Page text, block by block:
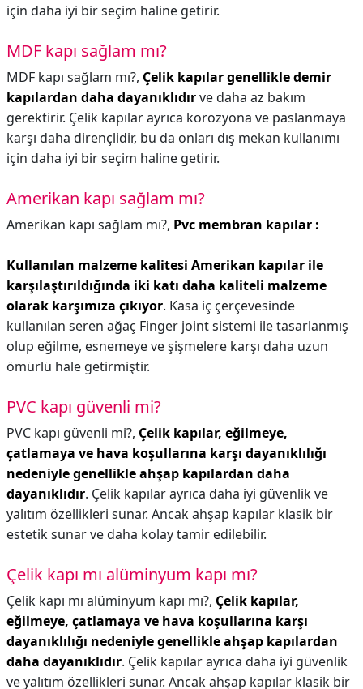
için daha iyi bir seçim haline getirir.
MDF kapı sağlam mı?
MDF kapı sağlam mı?, Çelik kapılar genellikle demir
kapılardan daha dayanıklıdırve daha az bakım
gerektirir. Çelik kapılar ayrıca korozyona ve paslanmaya
karşı daha dirençlidir, bu da onları dış mekan kullanımı
için daha iyi bir seçim haline getirir.
Amerikan kapı sağlam mı?
Amerikan kapı sağlam mı?, Pvc membran kapılar :
Kullanılan malzeme kalitesi Amerikan kapılar ile
karşılaştırıldığında iki katı daha kaliteli malzeme
olarak karşımıza çıkıyor. Kasa iç çerçevesinde
kullanılan seren ağaç Finger joint sistemi ile tasarlanmış
olup eğilme, esnemeye ve şişmelere karşı daha uzun
ömürlü hale getirmiştir.
PVC kapı güvenli mi?
PVC kapı güvenli mi?, Çelik kapılar, eğilmeye,
çatlamaya ve hava koşullarına karşı dayanıklılığı
nedeniyle genellikle ahşap kapılardan daha
dayanıklıdır. Çelik kapılar ayrıca daha iyi güvenlik ve
yalıtım özellikleri sunar. Ancak ahşap kapılar klasik bir
estetik sunar ve daha kolay tamir edilebilir.
Çelik kapı mı alüminyum kapı mı?
Çelik kapı mı alüminyum kapı mı?, Çelik kapılar,
eğilmeye, çatlamaya ve hava koşullarına karşı
dayanıklılığı nedeniyle genellikle ahşap kapılardan
daha dayanıklıdır. Çelik kapılar ayrıca daha iyi güvenlik
ve yalıtım özellikleri sunar. Ancak ahşap kapılar klasik bir